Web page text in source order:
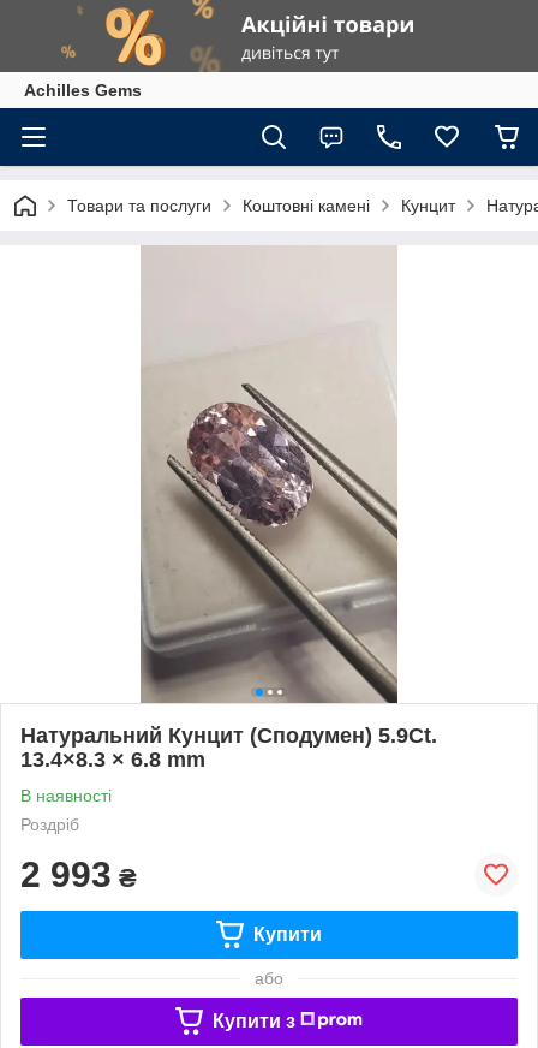
Achilles Gems
Товари та послуги Коштовні камені Кунцит
Натуральний Кунцит (Сподумен) 5.9Сt.
13.4×8.3 × 6.8 mm
В наявності
Роздріб
2 993 ₴
Купити
або
Купити з